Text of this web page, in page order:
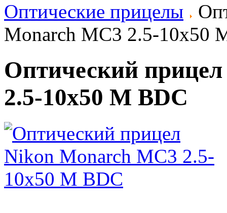
Оптические прицелы
Monarch MC3 2.5-10x50
Оптический
2.5-10x50 M BDC